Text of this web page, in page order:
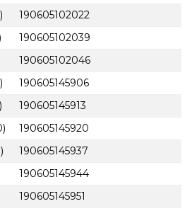
190605102022
190605102039
190605102046
190605145906
190605145913
190605145920
190605145937
190605145944
190605145951